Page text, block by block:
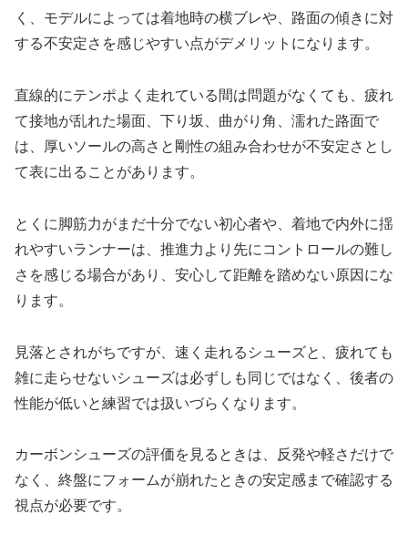
く、モデルによっては着地時の横ブレや、路面の傾きに対
する不安定さを感じやすい点がデメリットになります。
直線的にテンポよく走れている間は問題がなくても、疲れ
て接地が乱れた場面、下り坂、曲がり角、濡れた路面で
は、厚いソールの高さと剛性の組み合わせが不安定さとし
て表に出ることがあります。
とくに脚筋力がまだ十分でない初心者や、着地で内外に揺
れやすいランナーは、推進力より先にコントロールの難し
さを感じる場合があり、安心して距離を踏めない原因にな
ります。
見落とされがちですが、速く走れるシューズと、疲れても
雑に走らせないシューズは必ずしも同じではなく、後者の
性能が低いと練習では扱いづらくなります。
カーボンシューズの評価を見るときは、反発や軽さだけで
なく、終盤にフォームが崩れたときの安定感まで確認する
視点が必要です。